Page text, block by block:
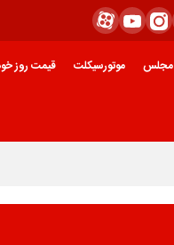
مجلس موتورسیکلت قیمت روز